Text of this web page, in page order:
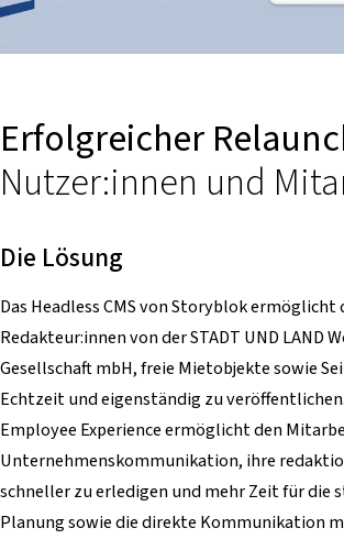
Erfolgreicher
Nutzer:innen und
Die Lösung
Das Headless CMS von Storyblok ermöglicht
Redakteur:innen von der STADT UND LAND
Gesellschaft mbH, freie Mietobjekte sowie
Echtzeit und eigenständig zu
Employee Experience ermöglicht den
Unternehmenskommunikation, ihre
schneller zu erledigen und mehr Zeit für die
Planung sowie die direkte Kommunikation